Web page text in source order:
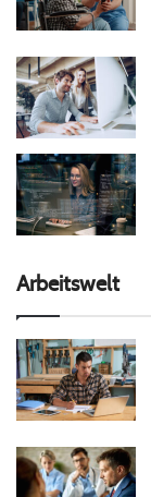
Arbeitswelt